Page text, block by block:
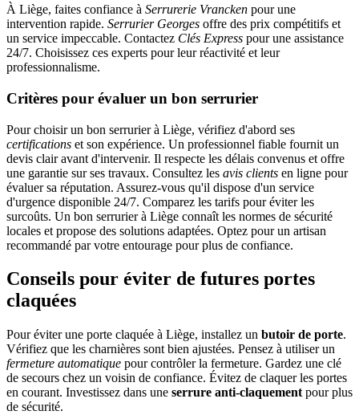
À Liège, faites confiance à Serrurerie Vrancken pour une
intervention rapide. Serrurier Georges offre des prix compétitifs et
un service impeccable. Contactez Clés Express pour une assistance
24/7. Choisissez ces experts pour leur réactivité et leur
professionnalisme.
Critères pour évaluer un bon serrurier
Pour choisir un bon serrurier à Liège, vérifiez d'abord ses
certifications et son expérience. Un professionnel fiable fournit un
devis clair avant d'intervenir. Il respecte les délais convenus et offre
une garantie sur ses travaux. Consultez les avis clients en ligne pour
évaluer sa réputation. Assurez-vous qu'il dispose d'un service
d'urgence disponible 24/7. Comparez les tarifs pour éviter les
surcoûts. Un bon serrurier à Liège connaît les normes de sécurité
locales et propose des solutions adaptées. Optez pour un artisan
recommandé par votre entourage pour plus de confiance.
Conseils pour éviter de futures portes
claquées
Pour éviter une porte claquée à Liège, installez un butoir de porte.
Vérifiez que les charnières sont bien ajustées. Pensez à utiliser un
fermeture automatique pour contrôler la fermeture. Gardez une clé
de secours chez un voisin de confiance. Évitez de claquer les portes
en courant. Investissez dans une serrure anti-claquement pour plus
de sécurité.